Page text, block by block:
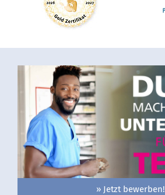
» Jetzt bewerben!